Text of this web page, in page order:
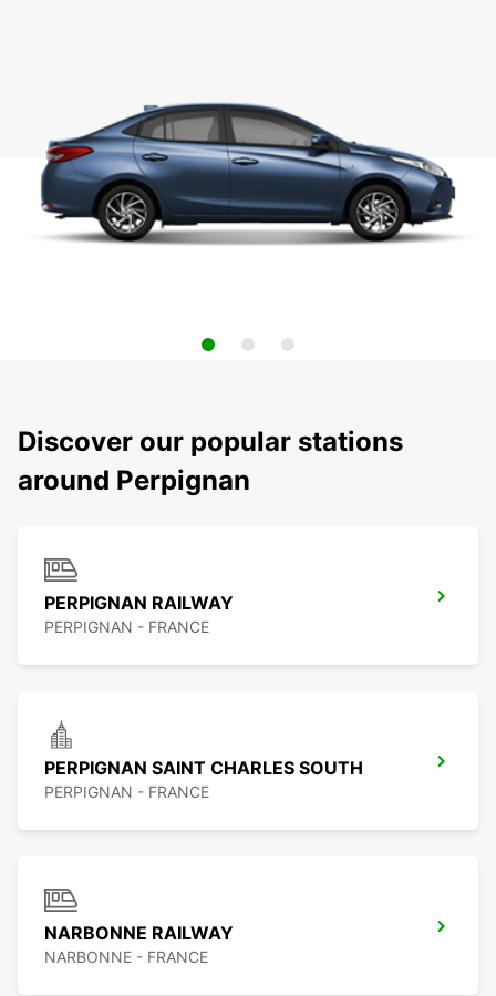
Discover our popular stations
around Perpignan
PERPIGNAN RAILWAY
PERPIGNAN - FRANCE
PERPIGNAN SAINT CHARLES SOUTH
PERPIGNAN - FRANCE
NARBONNE RAILWAY
NARBONNE - FRANCE